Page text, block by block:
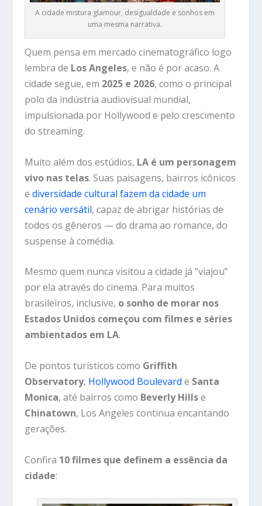
A cidade mistura glamour, desigualdade e sonhos em
uma mesma narrativa.
Quem pensa em mercado cinematográfico logo
lembra de Los Angeles, e não é por acaso. A
cidade segue, em 2025 e 2026, como o principal
polo da indústria audiovisual mundial,
impulsionada por Hollywood e pelo crescimento
do streaming.
Muito além dos estúdios, LA é um personagem
vivo nas telas. Suas paisagens, bairros icônicos
ediversidade cultural fazem da cidade um
cenário versátil, capaz de abrigar histórias de
todos os gêneros — do drama ao romance, do
suspense à comédia.
Mesmo quem nunca visitou a cidade já “viajou”
por ela através do cinema. Para muitos
brasileiros, inclusive, o sonho de morar nos
Estados Unidos começou com filmes e séries
ambientados em LA.
De pontos turísticos como Griffith
Observatory, Hollywood Boulevarde Santa
Monica, até bairros como Beverly Hillse
Chinatown, Los Angeles continua encantando
gerações.
Confira 10 filmes que definem a essência da
cidade: